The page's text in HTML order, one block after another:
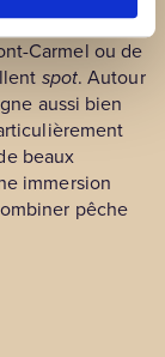
Mont-Carmel,
Carmel ou de
spot. Autour
aussi bien
beaux
immersion
pêche